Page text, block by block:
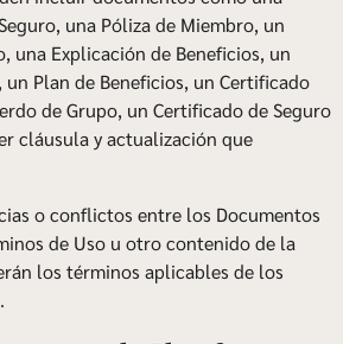
una Póliza de Miembro, un
una Explicación de Beneficios, un
Plan de Beneficios, un Certificado
de Grupo, un Certificado de Seguro
cláusula y actualización que
o conflictos entre los Documentos
de Uso u otro contenido de la
los términos aplicables de los